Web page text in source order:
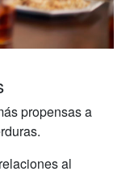
propensas a
al